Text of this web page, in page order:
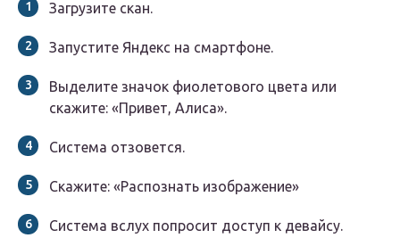
Загрузите скан.
Запустите Яндекс на смартфоне.
Выделите значок фиолетового цвета или
скажите: «Привет, Алиса».
Система отзовется.
Скажите: «Распознать изображение»
Система вслух попросит доступ к девайсу.